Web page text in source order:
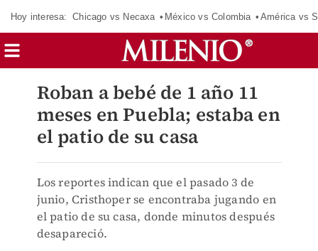
Hoy interesa: Chicago vs Necaxa México vs Colombia América vs
Roban a bebé de 1 año 11
meses en Puebla; estaba en
el patio de su casa
Los reportes indican que el pasado 3 de
junio, Cristhoper se encontraba jugando en
el patio de su casa, donde minutos después
desapareció.